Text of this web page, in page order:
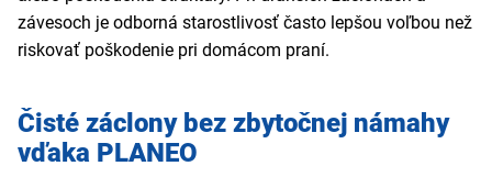
závesoch je odborná starostlivosť často lepšou voľbou než
riskovať poškodenie pri domácom praní.
Čisté záclony bez zbytočnej námahy
vďaka PLANEO